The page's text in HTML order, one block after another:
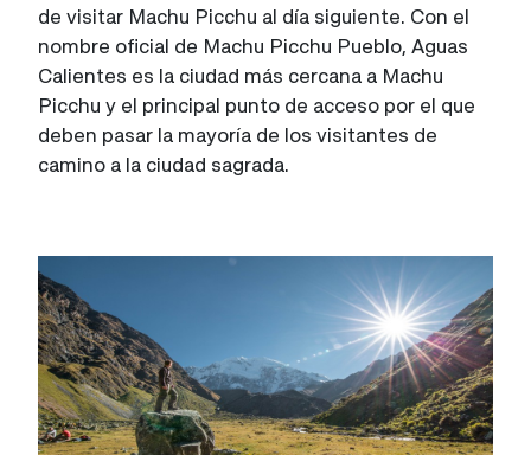
de visitar Machu Picchu al día siguiente. Con el
nombre oficial de Machu Picchu Pueblo, Aguas
Calientes es la ciudad más cercana a Machu
Picchu y el principal punto de acceso por el que
deben pasar la mayoría de los visitantes de
camino a la ciudad sagrada.